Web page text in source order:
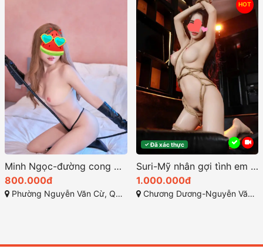
Minh Ngọc-đường cong đầy quyến rũ nét đẹp tinh tế
800.000đ
Phường Nguyễn Văn Cừ, Quy Nhơn, Bình Định
✓Đã xác thực
HOT
Suri-Mỹ nhân gợi tình em gái rất dâm rất xinh
1.000.000đ
Chương Dương-Nguyễn Văn Cừ-TP quy Nhơn Bình Định